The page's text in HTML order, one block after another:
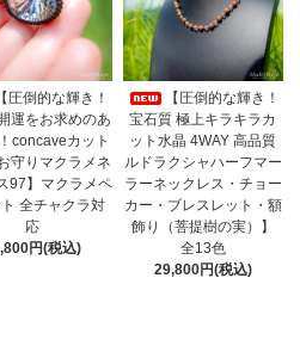
【圧倒的な輝き！
運をお求めのあ
concaveカット
守りマクラメネ
97】マクラメペ
全チャクラ対
応
円(税込)
【圧倒的な輝き！
宝石質 極上キラキラカ
ット水晶 4WAY 高品質
ルドラクシャハーフマー
ラーネックレス・チョー
カー・ブレスレット・額
飾り（菩提樹の実）】
全13色
29,800円(税込)